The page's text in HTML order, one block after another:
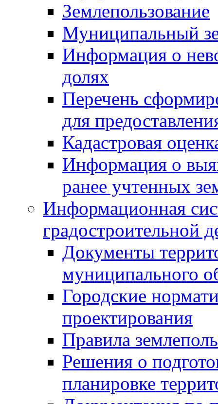
Землепользование
Муниципальный
Информация о
долях
Перечень
для
Кадастровая
Информация о
ранее учтенных
Информационная
градостроительной
Документы
муниципального
Городские
проектирования
Правила
Решения о
планировке